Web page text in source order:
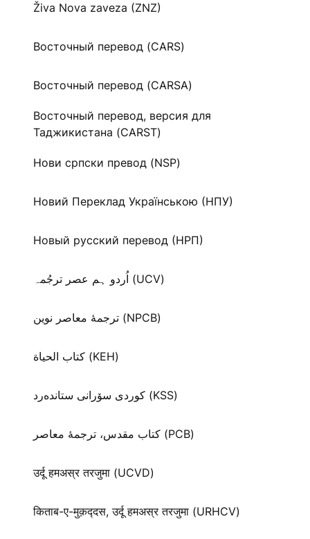
Živa Nova zaveza (ZNZ)
Восточный перевод (CARS)
Восточный перевод (CARSA)
Восточный перевод, версия для
Таджикистана (CARST)
Нови српски превод (NSP)
Новий Переклад Українською (НПУ)
Новый русский перевод (НРП)
اُردو ہم عصر ترجُمہ (UCV)
ترجمۀ معاصر نوین (NPCB)
كتاب الحياة (KEH)
كوردی سۆرانی ستانده‌رد (KSS)
کتاب مقدس، ترجمۀ معاصر (PCB)
उर्दू हमअस्र तरजुमा (UCVD)
किताब-ए-मुक़द्‍दस, उर्दू हमअस्र तरजुमा (URHCV)